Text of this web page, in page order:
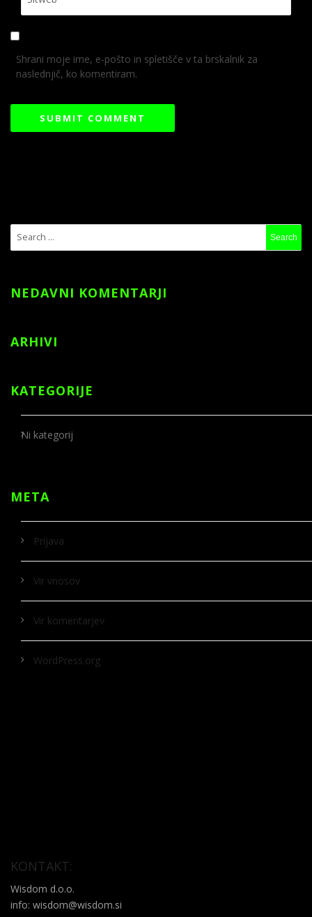
Shrani moje ime, e-pošto in spletišče v ta brskalnik za
naslednjič, ko komentiram.
NEDAVNI KOMENTARJI
ARHIVI
KATEGORIJE
Ni kategorij
META
Prijava
Vir vnosov
Vir komentarjev
WordPress.org
KONTAKT:
Wisdom d.o.o.
info: wisdom@wisdom.si